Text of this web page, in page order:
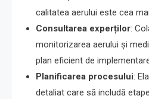
calitatea aerului este cea
Consultarea experților:
monitorizarea aerului și
plan eficient de
Planificarea procesului:
detaliat care să includă